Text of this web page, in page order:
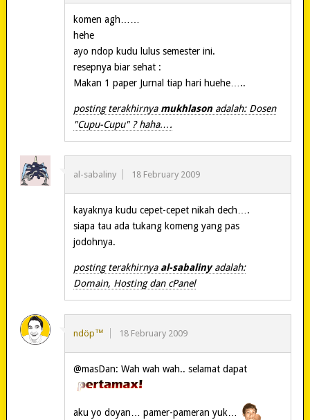
komen agh……
hehe
ayo ndop kudu lulus semester ini.
resepnya biar sehat :
Makan 1 paper Jurnal tiap hari huehe…..
posting terakhirnya mukhlason adalah: Dosen
"Cupu-Cupu" ? haha….
al-sabaliny 18 February 2009
kayaknya kudu cepet-cepet nikah dech….
siapa tau ada tukang komeng yang pas
jodohnya.
posting terakhirnya al-sabalinyadalah:
Domain, Hosting dan cPanel
ndöp™ 18 February 2009
@masDan: Wah wah wah.. selamat dapat
aku yo doyan… pamer-pameran yuk…